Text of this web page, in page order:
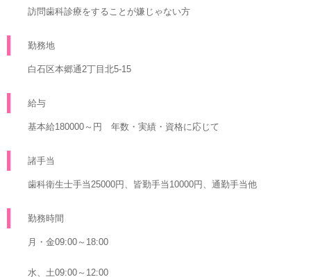
訪問歯科診療をすることが嫌じゃない方
勤務地
白石区本郷通2丁目北5-15
給与
基本給180000～円 年数・実績・資格に応じて
諸手当
歯科衛生士手当25000円、皆勤手当10000円、通勤手当他
勤務時間
月・金09:00～18:00
水、土09:00～12:00